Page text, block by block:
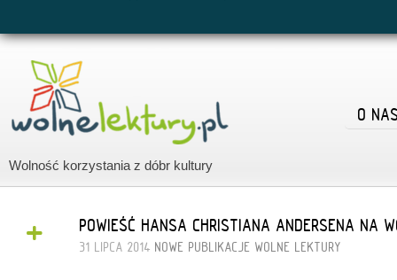
Wolność korzystania z dóbr kultury
O
+ POWIEŚĆ HANSA CHRISTIANA ANDERSENA NA
31 LIPCA 2014 NOWE PUBLIKACJE WOLNE LEKTURY